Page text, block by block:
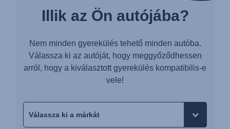
Illik az Ön autójába?
Nem minden gyerekülés tehető minden autóba.
Válassza ki az autóját, hogy meggyőződhessen
arról, hogy a kiválasztott gyerekülés kompatibilis-e
vele!